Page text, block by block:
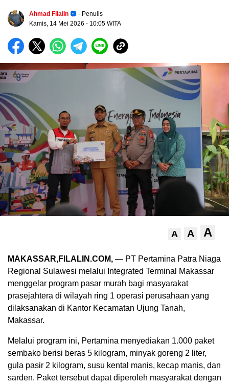
Ahmad Filalin
- Penulis
Kamis, 14 Mei 2026 - 10:05 WITA
A A A
MAKASSAR,FILALIN.COM, — PT Pertamina Patra Niaga
Regional Sulawesi melalui Integrated Terminal Makassar
menggelar program pasar murah bagi masyarakat
prasejahtera di wilayah ring 1 operasi perusahaan yang
dilaksanakan di Kantor Kecamatan Ujung Tanah,
Makassar.
Melalui program ini, Pertamina menyediakan 1.000 paket
sembako berisi beras 5 kilogram, minyak goreng 2 liter,
gula pasir 2 kilogram, susu kental manis, kecap manis, dan
sarden. Paket tersebut dapat diperoleh masyarakat dengan